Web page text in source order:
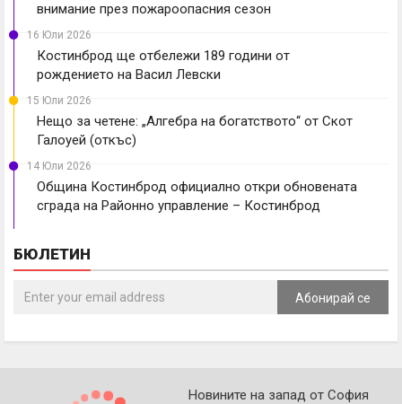
внимание през пожароопасния сезон
16 Юли 2026
Костинброд ще отбележи 189 години от
рождението на Васил Левски
15 Юли 2026
Нещо за четене: „Алгебра на богатството“ от Скот
Галоуей (откъс)
14 Юли 2026
Община Костинброд официално откри обновената
сграда на Районно управление – Костинброд
БЮЛЕТИН
Абонирай се
Новините на запад от София